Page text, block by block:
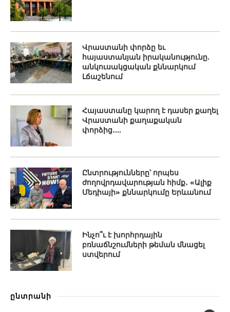
Վրաստանի փորձը եւ
հայաստանյան իրականությունը.
անկուսակցական քննարկում
Լճաշենում
Հայաստանը կարող է դասեր քաղել
Վրաստանի քաղաքական
փորձից․...
Ընտրությունները՝ որպես
ժողովրդավարության հիմք․ «Ալիք
Մեդիայի» քննարկումը Երևանում
Ինչո՞ւ է խորհրդային
բռնաճնշումների թեման մնացել
ստվերում
ընտրանի